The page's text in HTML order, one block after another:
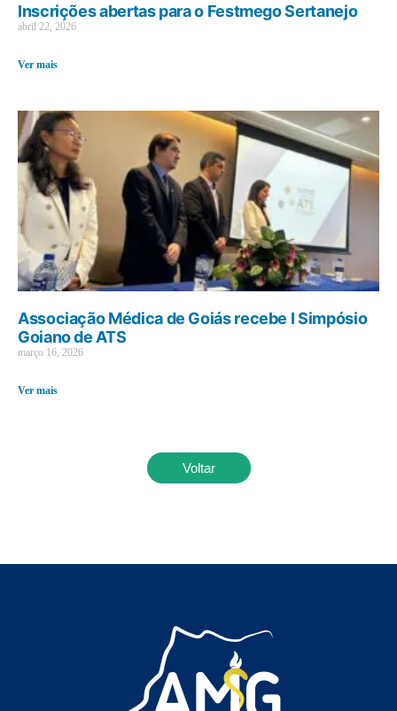
Inscrições abertas para o Festmego Sertanejo
abril 22, 2026
Ver mais
Associação Médica de Goiás recebe I Simpósio
Goiano de ATS
março 16, 2026
Ver mais
Voltar